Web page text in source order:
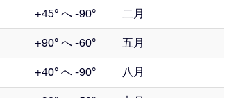
+45° へ -90° 二月
+90° へ -60° 五月
+40° へ -90° 八月